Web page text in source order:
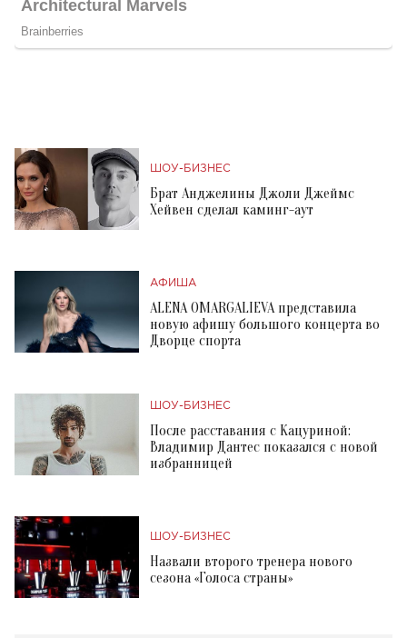
ШОУ-БИЗНЕС
Брат Анджелины Джоли Джеймс
Хейвен сделал каминг-аут
АФИША
ALENA OMARGALIEVA представила
новую афишу большого концерта во
Дворце спорта
ШОУ-БИЗНЕС
После расставания с Кацуриной:
Владимир Дантес показался с новой
избранницей
ШОУ-БИЗНЕС
Назвали второго тренера нового
сезона «Голоса страны»